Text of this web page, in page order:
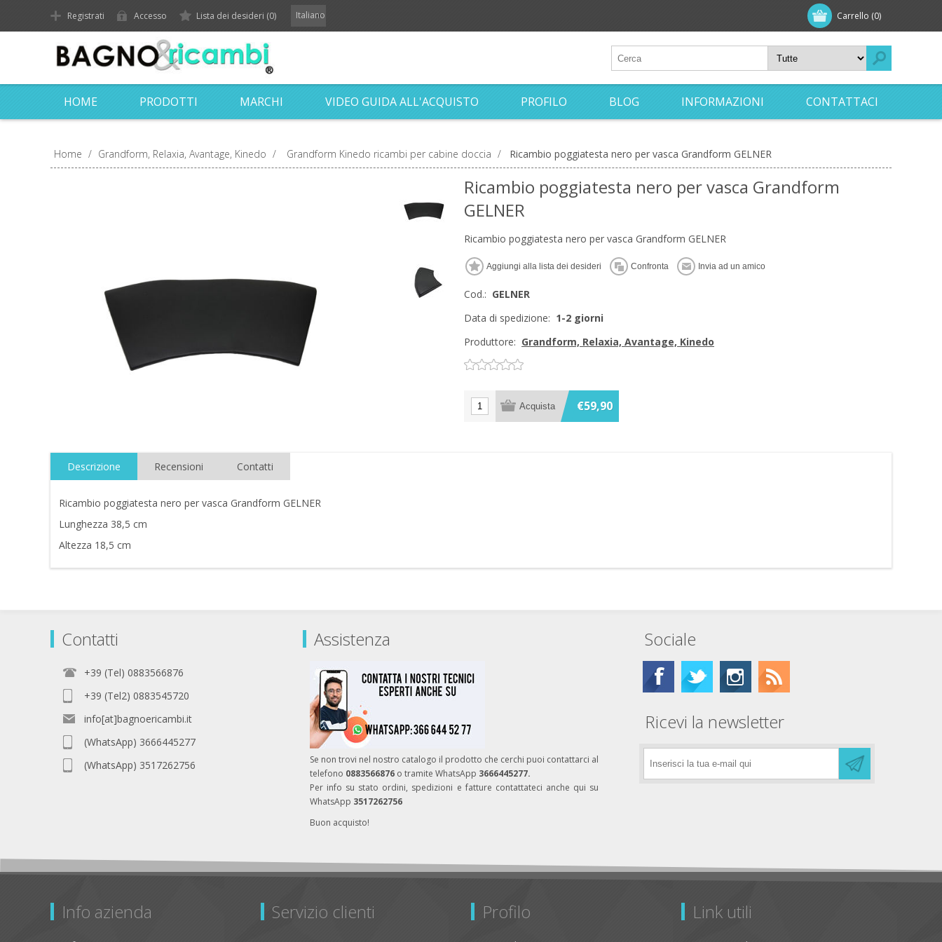
Carrello (0)
Registrati Accesso Lista dei desideri (0) Italiano
HOME PRODOTTI MARCHI VIDEO GUIDA ALL'ACQUISTO PROFILO BLOG INFORMAZIONI CONTATTACI
Home / Grandform, Relaxia, Avantage, Kinedo / Grandform Kinedo ricambi per cabine doccia / Ricambio poggiatesta nero per vasca Grandform GELNER
Ricambio poggiatesta nero per vasca Grandform
GELNER
Ricambio poggiatesta nero per vasca Grandform GELNER
Cod.: GELNER
Data di spedizione: 1-2 giorni
Produttore: Grandform, Relaxia, Avantage, Kinedo
€59,90
Descrizione Recensioni Contatti
Ricambio poggiatesta nero per vasca Grandform GELNER
Lunghezza 38,5 cm
Altezza 18,5 cm
Contatti
+39 (Tel) 0883566876
+39 (Tel2) 0883545720
info[at]bagnoericambi.it
(WhatsApp) 3666445277
(WhatsApp) 3517262756
Assistenza
Se non trovi nel nostro catalogo il prodotto che cerchi puoi contattarci al
telefono 0883566876 o tramite WhatsApp 3666445277.
Per info su stato ordini, spedizioni e fatture contattateci anche qui su
WhatsApp 3517262756
Buon acquisto!
Sociale
Ricevi la newsletter
Info azienda Servizio clienti Profilo Link utili